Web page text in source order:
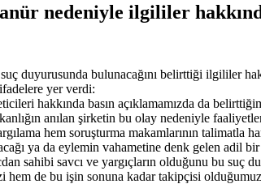
nedeniyle ilgililer
duyurusunda bulunacağını belirttiği ilgililer
yer verdi:
hakkında basın açıklamamızda da
anılan şirketin bu olay nedeniyle
hem soruşturma makamlarının talimatla
ya da eylemin vahametine denk gelen adil bir
sahibi savcı ve yargıçların olduğunu bu suç
de bu işin sonuna kadar takipçisi